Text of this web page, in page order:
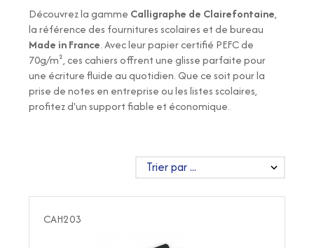
Découvrez la gamme Calligraphe de Clairefontaine,
la référence des fournitures scolaires et de bureau
Made in France. Avec leur papier certifié PEFC de
70g/m², ces cahiers offrent une glisse parfaite pour
une écriture fluide au quotidien. Que ce soit pour la
prise de notes en entreprise ou les listes scolaires,
profitez d'un support fiable et économique.
CAH203